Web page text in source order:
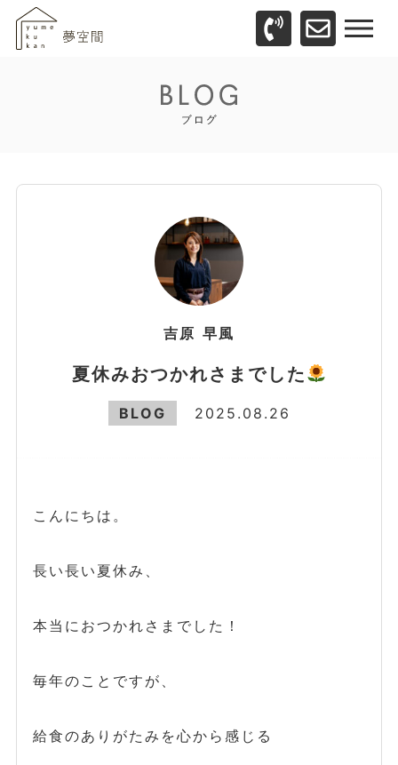
吉原 早風
夏休みおつかれさまでした
BLOG 2025.08.26
こんにちは。
長い長い夏休み、
本当におつかれさまでした！
毎年のことですが、
給食のありがたみを心から感じる